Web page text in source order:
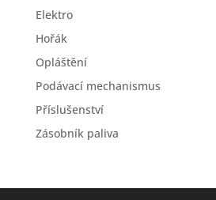
Elektro
Hořák
Opláštění
Podávací mechanismus
Příslušenství
Zásobník paliva